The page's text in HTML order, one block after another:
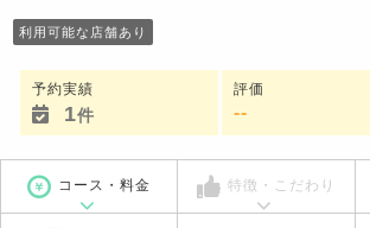
利用可能な店舗あり
評価
--
予約実績
1件
コース・料金 特徴・こだわり